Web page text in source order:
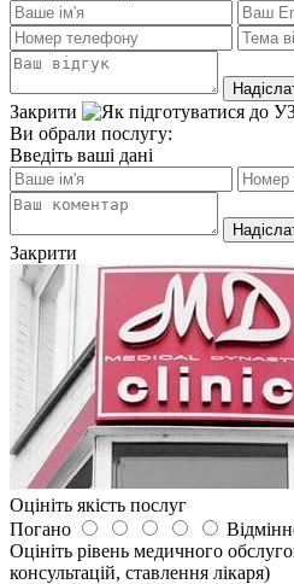
Закрити
Ви обрали послугу:
Введіть ваші дані
Закрити
Оцініть якість послуг
Погано
Оцініть рівень медичного
консультацій, ставлення лікаря)